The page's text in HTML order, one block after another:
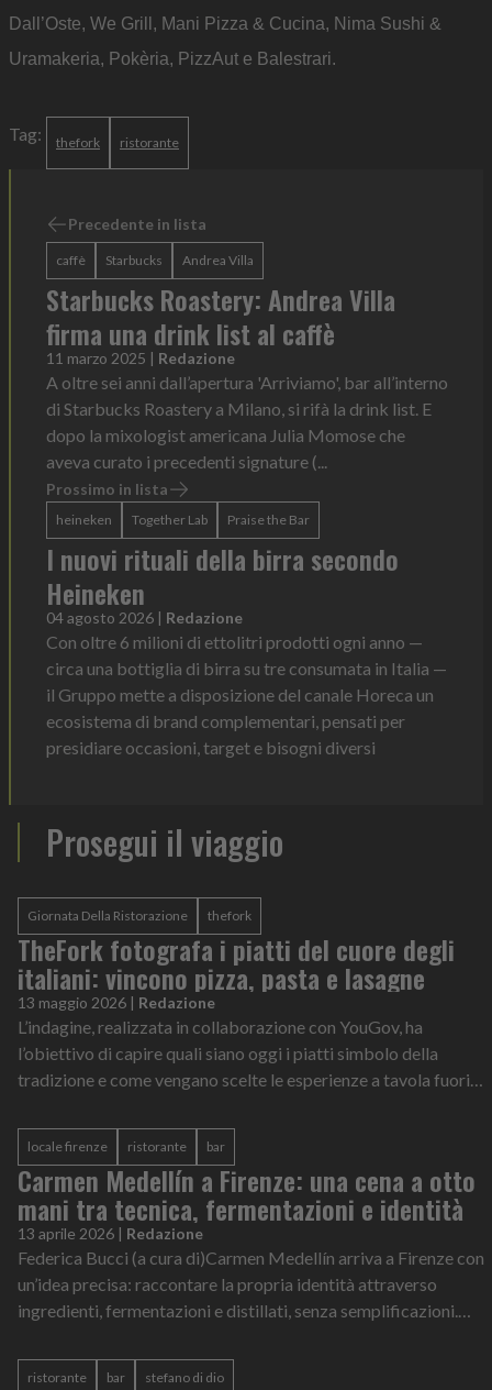
Dall’Oste, We Grill, Mani Pizza & Cucina, Nima Sushi &
Uramakeria, Pokèria, PizzAut e Balestrari.
Tag: thefork ristorante
Precedente in lista
caffè Starbucks Andrea Villa
Starbucks Roastery: Andrea Villa
firma una drink list al caffè
11 marzo 2025 | Redazione
A oltre sei anni dall’apertura 'Arriviamo', bar all’interno
di Starbucks Roastery a Milano, si rifà la drink list. E
dopo la mixologist americana Julia Momose che
aveva curato i precedenti signature (...
Prossimo in lista
heineken Together Lab Praise the Bar
I nuovi rituali della birra secondo
Heineken
04 agosto 2026 | Redazione
Con oltre 6 milioni di ettolitri prodotti ogni anno —
circa una bottiglia di birra su tre consumata in Italia —
il Gruppo mette a disposizione del canale Horeca un
ecosistema di brand complementari, pensati per
presidiare occasioni, target e bisogni diversi
Prosegui il viaggio
Giornata Della Ristorazione thefork
TheFork fotografa i piatti del cuore degli
italiani: vincono pizza, pasta e lasagne
13 maggio 2026 | Redazione
L’indagine, realizzata in collaborazione con YouGov, ha
l’obiettivo di capire quali siano oggi i piatti simbolo della
tradizione e come vengano scelte le esperienze a tavola fuori
locale firenze ristorante bar
Carmen Medellín a Firenze: una cena a otto
mani tra tecnica, fermentazioni e identità
13 aprile 2026 | Redazione
Federica Bucci (a cura di)Carmen Medellín arriva a Firenze con
un’idea precisa: raccontare la propria identità attraverso
ingredienti, fermentazioni e distillati, senza semplificazioni.
ristorante bar stefano di dio